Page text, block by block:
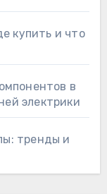
купить и что
в
электрики
тренды и